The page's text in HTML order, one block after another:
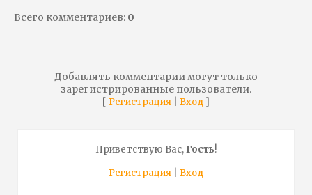
Всего комментариев: 0
Добавлять комментарии могут только
зарегистрированные пользователи.
[ Регистрация Вход ]
Приветствую Вас,Гость!
Регистрация
Вход